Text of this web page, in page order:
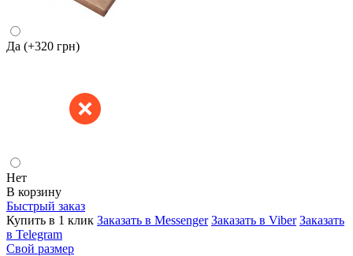
Да (+320 грн)
Нет
В корзину
Быстрый заказ
Купить в 1 клик Заказать в Messenger Заказать в Viber Заказать
в Telegram
Свой размер